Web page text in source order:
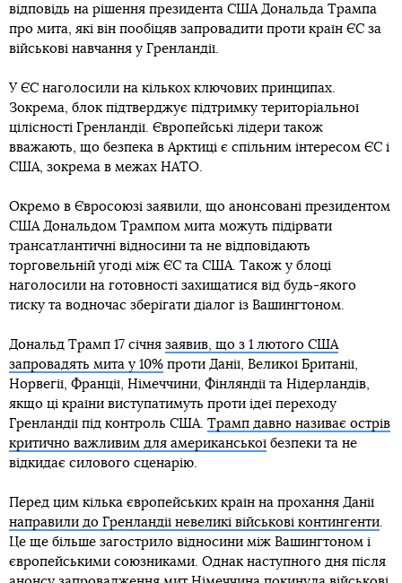
відповідь на рішення президента США Дональда Трампа
про мита, які він пообіцяв запровадити проти країн ЄС за
військові навчання у Гренландії.
У ЄС наголосили на кількох ключових принципах.
Зокрема, блок підтверджує підтримку територіальної
цілісності Гренландії. Європейські лідери також
вважають, що безпека в Арктиці є спільним інтересом ЄС і
США, зокрема в межах НАТО.
Окремо в Євросоюзі заявили, що анонсовані президентом
США Дональдом Трампом мита можуть підірвати
трансатлантичні відносини та не відповідають
торговельній угоді між ЄС та США. Також у блоці
наголосили на готовності захищатися від будь-якого
тиску та водночас зберігати діалог із Вашингтоном.
Дональд Трамп 17 січня заявив, що з 1 лютого США
запровадять мита у 10% проти Данії, Великої Британії,
Норвегії, Франції, Німеччини, Фінляндії та Нідерландів,
якщо ці країни виступатимуть проти ідеї переходу
Гренландії під контроль США. Трамп давно називає острів
критично важливим для американської безпеки та не
відкидає силового сценарію.
Перед цим кілька європейських країн на прохання Данії
направили до Гренландії невеликі військові контингенти
Це ще більше загострило відносини між Вашингтоном і
європейськими союзниками. Однак наступного дня після